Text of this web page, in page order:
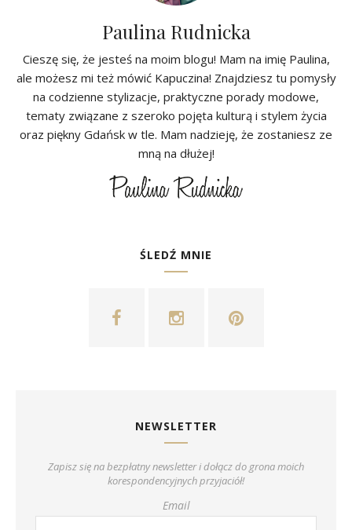
Paulina Rudnicka
Cieszę się, że jesteś na moim blogu! Mam na imię Paulina,
ale możesz mi też mówić Kapuczina! Znajdziesz tu pomysły
na codzienne stylizacje, praktyczne porady modowe,
tematy związane z szeroko pojęta kulturą i stylem życia
oraz piękny Gdańsk w tle. Mam nadzieję, że zostaniesz ze
mną na dłużej!
ŚLEDŹ MNIE
NEWSLETTER
Zapisz się na bezpłatny newsletter i dołącz do grona moich
korespondencyjnych przyjaciół!
Email